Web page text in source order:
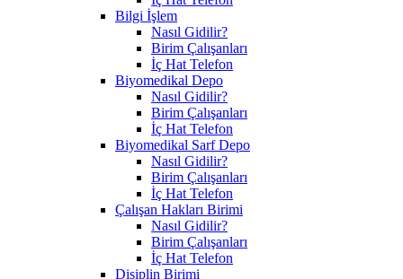
Bilgi İşlem
Nasıl Gidilir?
Birim Çalışanları
İç Hat Telefon
Biyomedikal Depo
Nasıl Gidilir?
Birim Çalışanları
İç Hat Telefon
Biyomedikal Sarf Depo
Nasıl Gidilir?
Birim Çalışanları
İç Hat Telefon
Çalışan Hakları Birimi
Nasıl Gidilir?
Birim Çalışanları
İç Hat Telefon
Disiplin Birimi